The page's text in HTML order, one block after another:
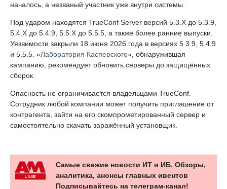
началось, а незваный участник уже внутри системы.
Под ударом находятся TrueConf Server версий 5.3.X до 5.3.9,
5.4.X до 5.4.9, 5.5.X до 5.5.5, а также более ранние выпуски.
Уязвимости закрыли 18 июня 2026 года в версиях 5.3.9, 5.4.9
и 5.5.5. «Лаборатория Касперского», обнаружившая
кампанию, рекомендует обновить серверы до защищённых
сборок.
Опасность не ограничивается владельцами TrueConf.
Сотрудник любой компании может получить приглашение от
контрагента, зайти на его скомпрометированный сервер и
самостоятельно скачать заражённый установщик.
Самые свежие новости ИТ и ИБ. Обзоры,
аналитика, анонсы главных ивентов
Подписывайтесь на телеграм-канал!